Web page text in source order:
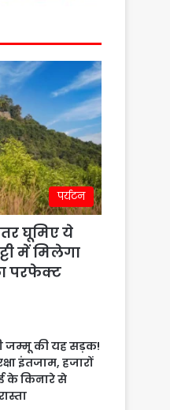
पर्यटन
घूमिए ये
में मिलेगा
परफेक्ट
जम्मू की यह सड़क!
इंतजाम, हजारों
के किनारे से